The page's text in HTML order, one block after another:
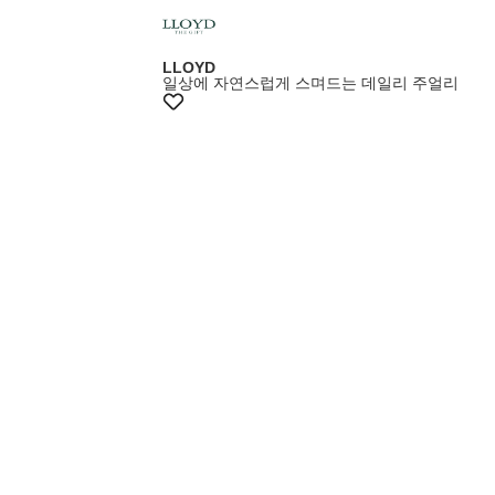
LLOYD
일상에 자연스럽게 스며드는 데일리 주얼리